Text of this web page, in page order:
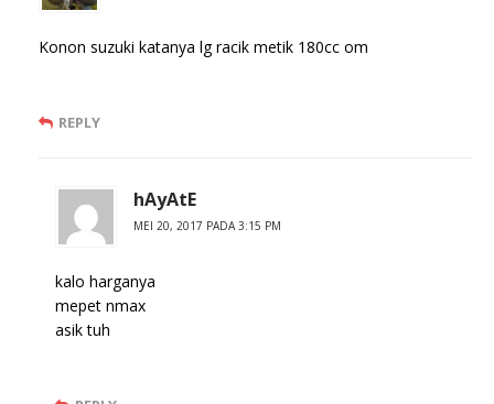
Konon suzuki katanya lg racik metik 180cc om
REPLY
hAyAtE
MEI 20, 2017 PADA 3:15 PM
kalo harganya
mepet nmax
asik tuh